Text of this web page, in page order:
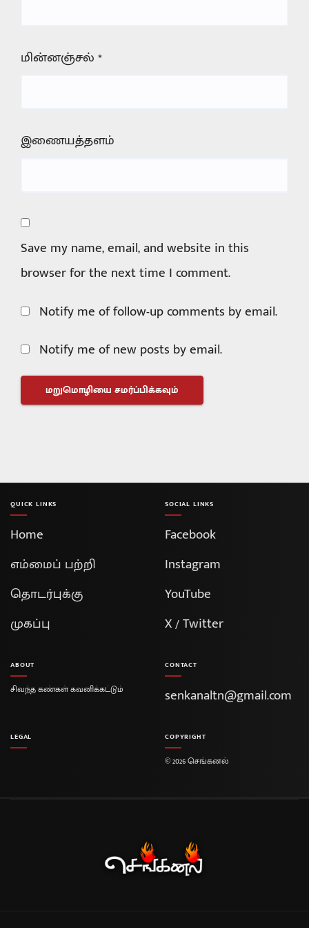
மின்னஞ்சல்*
இணையத்தளம்
Save my name, email, and website in this
browser for the next time I comment.
Notify me of follow-up comments by email.
Notify me of new posts by email.
QUICK LINKS
Home
எம்மைப் பற்றி
தொடர்புக்கு
முகப்பு
SOCIAL LINKS
Facebook
Instagram
YouTube
X / Twitter
ABOUT
சிவந்த கண்கள் கவனிக்கட்டும்
CONTACT
senkanaltn@gmail.com
LEGAL COPYRIGHT
© 2026 செங்கனல்